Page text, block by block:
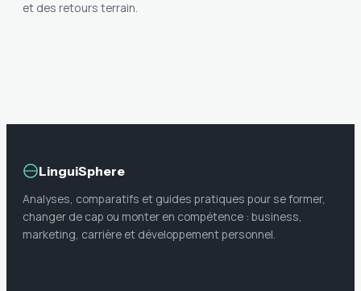
et des retours terrain.
LinguiSphere
Analyses, comparatifs et guides pratiques pour se former,
changer de cap ou monter en compétence : business,
marketing, carrière et développement personnel.